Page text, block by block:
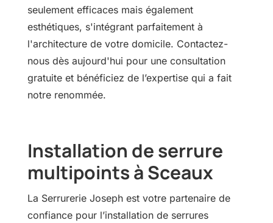
seulement efficaces mais également
esthétiques, s'intégrant parfaitement à
l'architecture de votre domicile. Contactez-
nous dès aujourd'hui pour une consultation
gratuite et bénéficiez de l’expertise qui a fait
notre renommée.
Installation de serrure
multipoints à Sceaux
La Serrurerie Joseph est votre partenaire de
confiance pour l’installation de serrures